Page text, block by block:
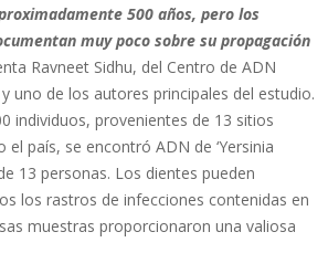
500 años, pero los
muy poco sobre su propagación
Ravneet Sidhu, del Centro de ADN
uno de los autores principales del estudio.
individuos, provenientes de 13 sitios
país, se encontró ADN de ‘Yersinia
13 personas. Los dientes pueden
los rastros de infecciones contenidas en
muestras proporcionaron una valiosa